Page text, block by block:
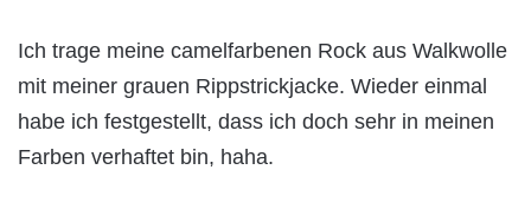
Ich trage meine camelfarbenen Rock aus Walkwolle
mit meiner grauen Rippstrickjacke. Wieder einmal
habe ich festgestellt, dass ich doch sehr in meinen
Farben verhaftet bin, haha.